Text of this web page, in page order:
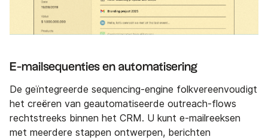
E-mailsequenties en automatisering
De geïntegreerde sequencing-engine folkvereenvoudigt
het creëren van geautomatiseerde outreach-flows
rechtstreeks binnen het CRM. U kunt e-mailreeksen
met meerdere stappen ontwerpen, berichten